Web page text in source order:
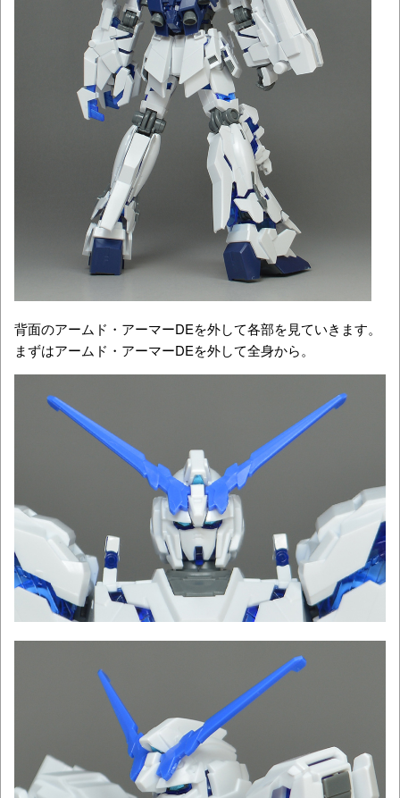
背面のアームド・アーマーDEを外して各部を見ていきます。
まずはアームド・アーマーDEを外して全身から。